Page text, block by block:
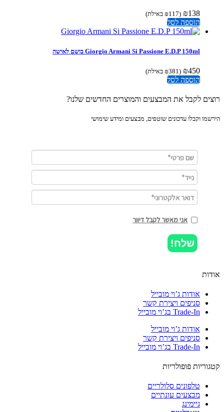
₪
(
₪ 117 באילת)
הוספה לסל
Giorgio Armani Si Passione E.D.P 150ml בושם לאישה
₪
(
₪ 381 באילת)
הוספה לסל
לקבל את המבצעים והמוצרים החדשים שלנו?
וקבלו עדכונים שוטפים, מבצעים ומידע שימושי
אני מאשר לקבל דיוור
שלח!
אודות ג’וי מובייל
סניפים ויצירת קשר
Trade-In בג’וי מובייל
אודות ג’וי מובייל
סניפים ויצירת קשר
Trade-In בג’וי מובייל
פופולריות
טלפונים סלולריים
מבצעים עונתיים
גיימינג